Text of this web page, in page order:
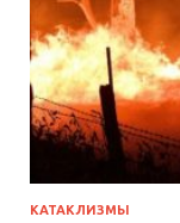
КАТАКЛИЗМЫ